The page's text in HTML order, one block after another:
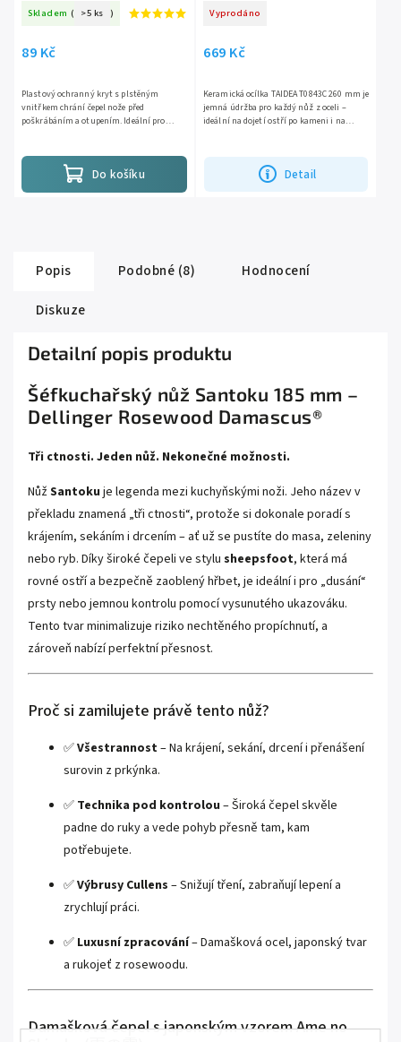
Skladem ( >5 ks )
89 Kč
Do košíku
Plastový ochranný kryt s plstěným
vnitřkem chrání čepel nože před
poškrábáním a otupením. Ideální pro
Vyprodáno
669 Kč
Detail
Keramická ocílka TAIDEA T0843C 260 mm je
jemná údržba pro každý nůž z oceli –
ideální na dojetí ostří po kameni i na
Popis Podobné (8)
Hodnocení
Diskuze
Detailní popis produktu
Šéfkuchařský nůž Santoku 185 mm –
Dellinger Rosewood Damascus®
Tři ctnosti. Jeden nůž. Nekonečné možnosti.
NůžSantoku je legenda mezi kuchyňskými noži. Jeho název v
překladu znamená „tři ctnosti“, protože si dokonale poradí s
krájením, sekáním i drcením – ať už se pustíte do masa, zeleniny
nebo ryb. Díky široké čepeli ve stylu sheepsfoot, která má
rovné ostří a bezpečně zaoblený hřbet, je ideální i pro „dusání“
prsty nebo jemnou kontrolu pomocí vysunutého ukazováku.
Tento tvar minimalizuje riziko nechtěného propíchnutí, a
zároveň nabízí perfektní přesnost.
Proč si zamilujete právě tento nůž?
✅Všestrannost– Na krájení, sekání, drcení i přenášení
surovin z prkýnka.
✅ Technika pod kontrolou – Široká čepel skvěle
padne do ruky a vede pohyb přesně tam, kam
potřebujete.
✅Výbrusy Cullens – Snižují tření, zabraňují lepení a
zrychlují práci.
✅ Luxusní zpracování– Damašková ocel, japonský tvar
a rukojeť z rosewoodu.
Damašková čepel s japonským vzorem Ame no